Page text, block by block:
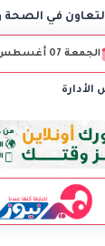
الصحة والنقل
الجمعة 07 أغسطس 2026